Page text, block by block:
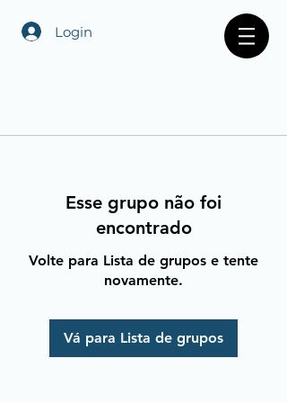
Login
Esse grupo não foi
encontrado
Volte para Lista de grupos e tente
novamente.
Vá para Lista de grupos